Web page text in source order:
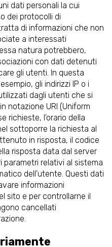
dati personali la cui
dei protocolli di
di informazioni che non
a interessati
natura potrebbero,
con dati detenuti
gli utenti. In questa
gli indirizzi IP o i
dagli utenti che si
notazione URI (Uniform
richieste, l'orario della
sottoporre la richiesta al
in risposta, il codice
risposta data dal server
parametri relativi al sistema
dell'utente. Questi dati
informazioni
sito e per controllarne il
cancellati